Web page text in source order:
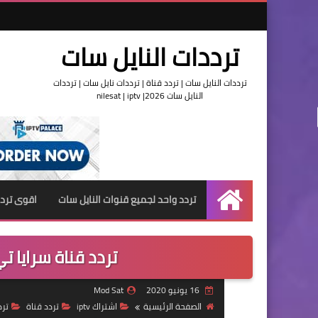
ترددات النايل سات
ترددات النايل سات | تردد قناة | ترددات نايل سات | ترددات
النايل سات 2026| nilesat | iptv
الرئيسية
تردد واحد لجميع قنوات النايل سات اقوى
تردد قناة سرايا
16 يونيو 2020
Mod Sat
الصفحة الرئيسية
اشتراك iptv تردد قناة